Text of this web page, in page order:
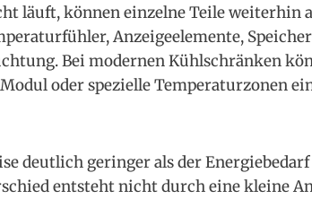
läuft, können einzelne Teile weiterhin
Anzeigeelemente,
Bei modernen Kühlschränken
oder spezielle Temperaturzonen
deutlich geringer als der Energiebedarf
entsteht nicht durch eine kleine